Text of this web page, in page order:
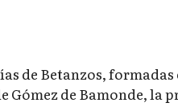
de Betanzos, formadas
Gómez de Bamonde, la